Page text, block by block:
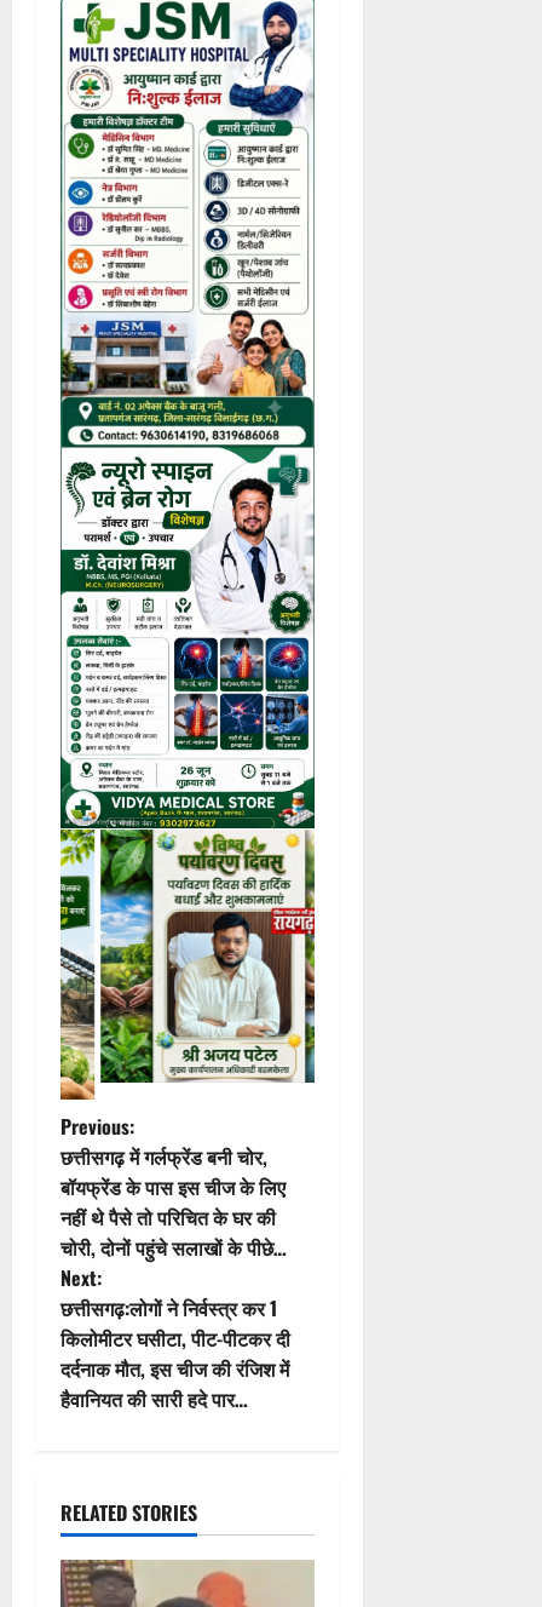
P
o
s
t
n
a
v
g
a
Previous:
छत्तीसगढ़ में गर्लफ्रेंड बनी चोर,
बॉयफ्रेंड के पास इस चीज के लिए
नहीं थे पैसे तो परिचित के घर की
चोरी, दोनों पहुंचे सलाखों के पीछे…
Next:
छत्तीसगढ़:लोगों ने निर्वस्त्र कर 1
किलोमीटर घसीटा, पीट-पीटकर दी
दर्दनाक मौत, इस चीज की रंजिश में
हैवानियत की सारी हदे पार…
RELATED STORIES